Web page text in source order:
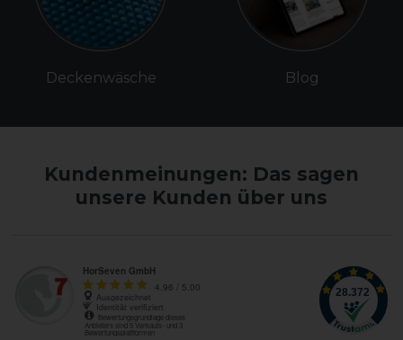
Deckenwäsche Blog
Kundenmeinungen: Das sagen
unsere Kunden über uns